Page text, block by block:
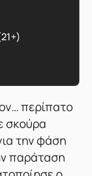
περίπατο
σκούρα
την φάση
παράταση